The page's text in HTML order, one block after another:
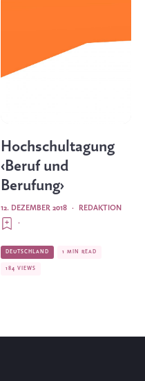
Hochschultagung
‹Beruf und
Berufung›
REDAKTION
·
12. DEZEMBER 2018
·
DEUTSCHLAND 1 MIN READ
184 VIEWS